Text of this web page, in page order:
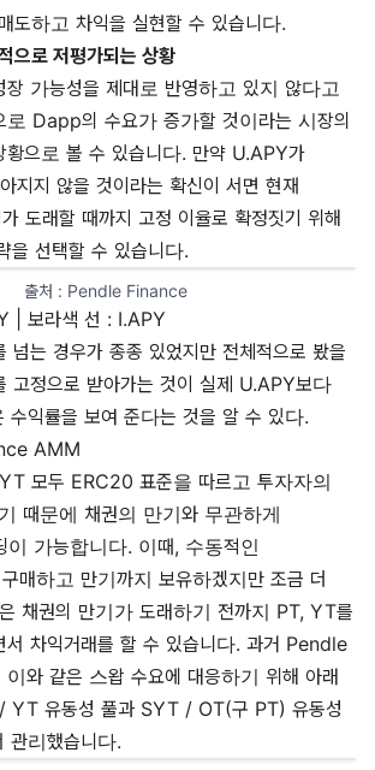
도하고 차익을 실현할 수 있습니다.
로 저평가되는 상황
가능성을 제대로 반영하고 있지 않다고
로 Dapp의 수요가 증가할 것이라는 시장의
황으로 볼 수 있습니다. 만약 U.APY가
지지 않을 것이라는 확신이 서면 현재
도래할 때까지 고정 이율로 확정짓기 위해
을 선택할 수 있습니다.
출처 : Pendle Finance
| 보라색 선 : I.APY
는 경우가 종종 있었지만 전체적으로 봤을
고정으로 받아가는 것이 실제 U.APY보다
수익률을 보여 준다는 것을 알 수 있다.
AMM
모두 ERC20 표준을 따르고 투자자의
때문에 채권의 만기와 무관하게
이 가능합니다. 이때, 수동적인
매하고 만기까지 보유하겠지만 조금 더
채권의 만기가 도래하기 전까지 PT, YT를
서 차익거래를 할 수 있습니다. 과거 Pendle
와 같은 스왑 수요에 대응하기 위해 아래
YT 유동성 풀과 SYT / OT(구 PT) 유동성
관리했습니다.